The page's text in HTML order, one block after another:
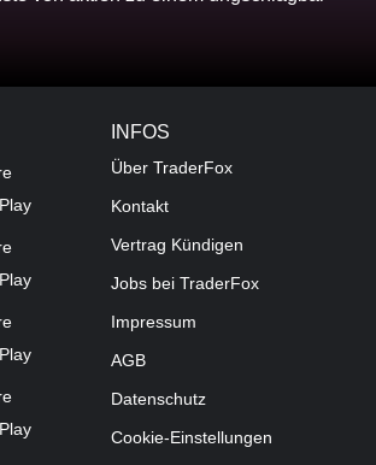
ProFeed
INFOS
Über TraderFox
Kontakt
Vertrag Kündigen
Jobs bei TraderFox
Impressum
AGB
Datenschutz
Cookie-Einstellungen